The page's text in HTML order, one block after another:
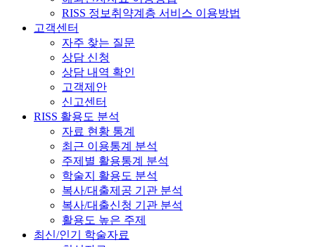
RISS 정보취약계층 서비스 이용방법
고객센터
자주 찾는 질문
상담 신청
상담 내역 확인
고객제안
신고센터
RISS 활용도 분석
자료 현황 통계
최근 이용통계 분석
주제별 활용통계 분석
학술지 활용도 분석
복사/대출제공 기관 분석
복사/대출신청 기관 분석
활용도 높은 주제
최신/인기 학술자료